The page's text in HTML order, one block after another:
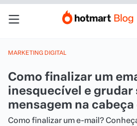
MARKETING DIGITAL
Como finalizar um
inesquecível e grudar
mensagem na
Como finalizar um e-mail?